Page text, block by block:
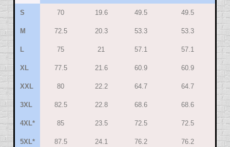
S 70 19.6 49.5 49.5
M 72.5 20.3 53.3 53.3
L 75 21 57.1 57.1
XL 77.5 21.6 60.9 60.9
XXL 80 22.2 64.7 64.7
3XL 82.5 22.8 68.6 68.6
4XL* 85 23.5 72.5 72.5
5XL* 87.5 24.1 76.2 76.2